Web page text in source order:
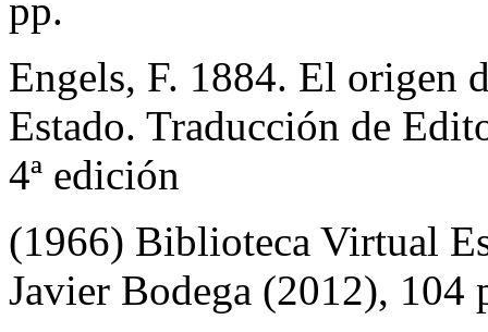
pp.
Engels, F. 1884. El origen
Estado. Traducción de
4ª edición
(1966) Biblioteca Virtual
Javier Bodega (2012), 104